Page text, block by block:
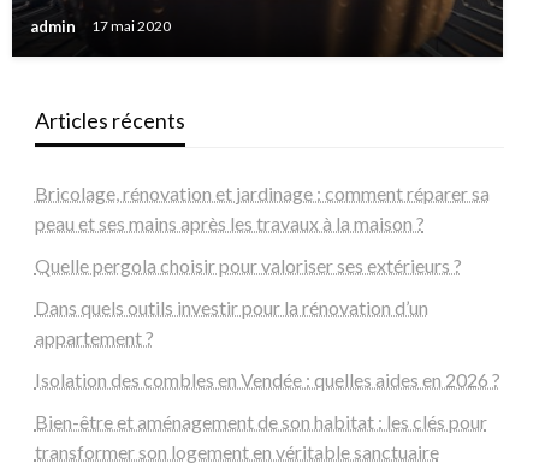
admin 17 mai 2020
Articles récents
Bricolage, rénovation et jardinage : comment réparer sa
peau et ses mains après les travaux à la maison ?
Quelle pergola choisir pour valoriser ses extérieurs ?
Dans quels outils investir pour la rénovation d’un
appartement ?
Isolation des combles en Vendée : quelles aides en 2026 ?
Bien-être et aménagement de son habitat : les clés pour
transformer son logement en véritable sanctuaire